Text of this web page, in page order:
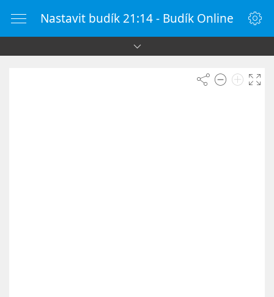
Nastavit budík 21:14 - Budík Online